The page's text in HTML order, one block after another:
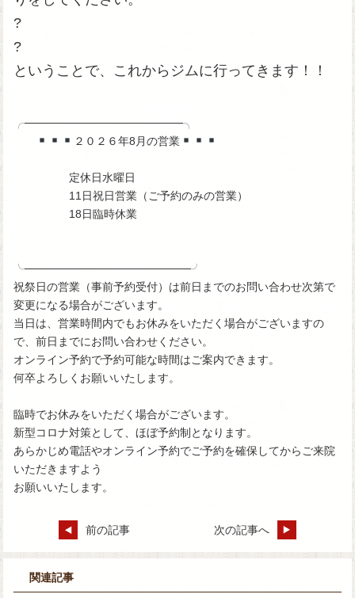
?
?
ということで、これからジムに行ってきます！！
╭────────────────────╮
２０２６年8月の営業
定休日水曜日
11日祝日営業（ご予約のみの営業）
18日臨時休業
╰─────────────────────╯
祝祭日の営業（事前予約受付）は前日までのお問い合わせ次第で
変更になる場合がございます。
当日は、営業時間内でもお休みをいただく場合がございますの
で、前日までにお問い合わせください。
オンライン予約で予約可能な時間はご案内できます。
何卒よろしくお願いいたします。
臨時でお休みをいただく場合がございます。
新型コロナ対策として、ほぼ予約制となります。
あらかじめ電話やオンライン予約でご予約を確保してからご来院
いただきますよう
お願いいたします。
前の記事 次の記事へ
関連記事